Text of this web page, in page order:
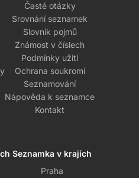
Časté otázky
Srovnání seznamek
Slovník pojmů
Známost v číslech
Podmínky užití
Ochrana soukromí
Seznamování
Nápověda k seznamce
Kontakt
Seznamka v krajích
Praha